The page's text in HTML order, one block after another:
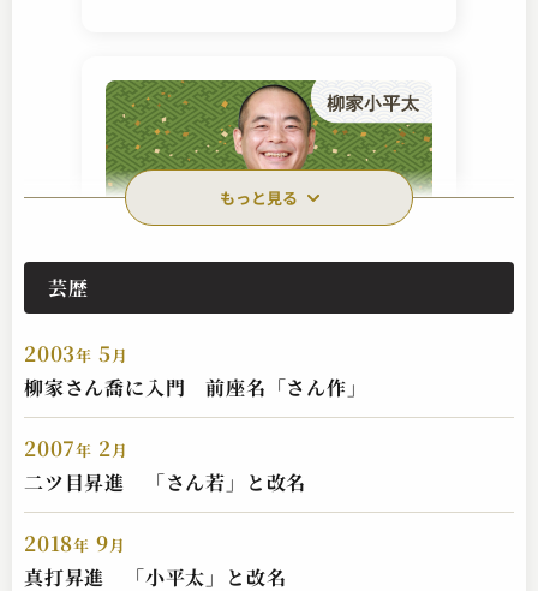
棒鱈
2025.04.05 | 13分
もっと見る
芸歴
2003年 5月
柳家さん喬に入門 前座名「さん作」
2007年 2月
二ツ目昇進 「さん若」と改名
2018年 9月
真打昇進 「小平太」と改名